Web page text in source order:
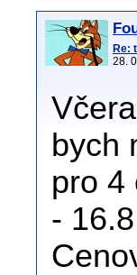
Re:
28.
bych
pro 4
-